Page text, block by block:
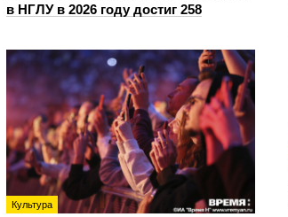
в НГЛУ в 2026 году достиг 258
Культура